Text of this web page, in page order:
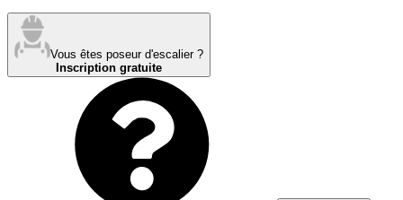
Vous êtes poseur d'escalier ?
Inscription gratuite